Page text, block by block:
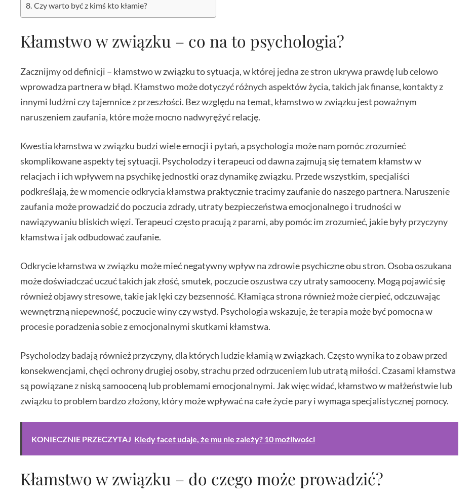
Czy warto być z kimś kto kłamie?
Kłamstwo w związku – co na to psychologia?
Zacznijmy od definicji – kłamstwo w związku to sytuacja, w której jedna ze stron ukrywa prawdę lub celowo
wprowadza partnera w błąd. Kłamstwo może dotyczyć różnych aspektów życia, takich jak finanse, kontakty z
innymi ludźmi czy tajemnice z przeszłości. Bez względu na temat, kłamstwo w związku jest poważnym
naruszeniem zaufania, które może mocno nadwyrężyć relację.
Kwestia kłamstwa w związku budzi wiele emocji i pytań, a psychologia może nam pomóc zrozumieć
skomplikowane aspekty tej sytuacji. Psycholodzy i terapeuci od dawna zajmują się tematem kłamstw w
relacjach i ich wpływem na psychikę jednostki oraz dynamikę związku. Przede wszystkim, specjaliści
podkreślają, że w momencie odkrycia kłamstwa praktycznie tracimy zaufanie do naszego partnera. Naruszenie
zaufania może prowadzić do poczucia zdrady, utraty bezpieczeństwa emocjonalnego i trudności w
nawiązywaniu bliskich więzi. Terapeuci często pracują z parami, aby pomóc im zrozumieć, jakie były przyczyny
kłamstwa i jak odbudować zaufanie.
Odkrycie kłamstwa w związku może mieć negatywny wpływ na zdrowie psychiczne obu stron. Osoba oszukana
może doświadczać uczuć takich jak złość, smutek, poczucie oszustwa czy utraty samooceny. Mogą pojawić się
również objawy stresowe, takie jak lęki czy bezsenność. Kłamiąca strona również może cierpieć, odczuwając
wewnętrzną niepewność, poczucie winy czy wstyd. Psychologia wskazuje, że terapia może być pomocna w
procesie poradzenia sobie z emocjonalnymi skutkami kłamstwa.
Psycholodzy badają również przyczyny, dla których ludzie kłamią w związkach. Często wynika to z obaw przed
konsekwencjami, chęci ochrony drugiej osoby, strachu przed odrzuceniem lub utratą miłości. Czasami kłamstwa
są powiązane z niską samooceną lub problemami emocjonalnymi. Jak więc widać, kłamstwo w małżeństwie lub
związku to problem bardzo złożony, który może wpływać na całe życie pary i wymaga specjalistycznej pomocy.
KONIECZNIE PRZECZYTAJ Kiedy facet udaje, że mu nie zależy? 10 możliwości
Kłamstwo w związku – do czego może prowadzić?